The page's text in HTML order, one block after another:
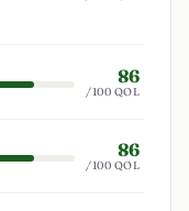
86
/100 QOL
86
/100 QOL